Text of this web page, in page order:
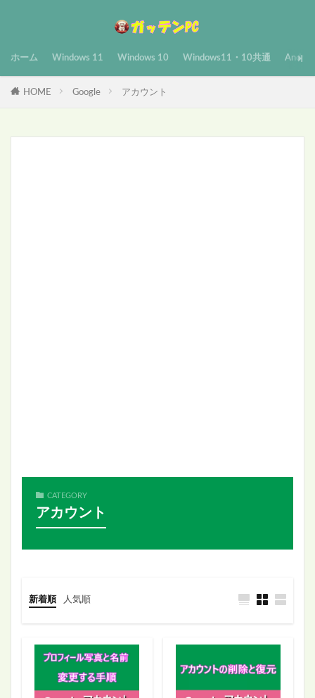
ホーム Windows 11 Windows 10 Windows11・10共通
HOME Google アカウント
CATEGORY
アカウント
新着順 人気順